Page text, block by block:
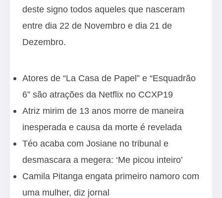
deste signo todos aqueles que nasceram
entre dia 22 de Novembro e dia 21 de
Dezembro.
Atores de “La Casa de Papel” e “Esquadrão
6” são atrações da Netflix no CCXP19
Atriz mirim de 13 anos morre de maneira
inesperada e causa da morte é revelada
Téo acaba com Josiane no tribunal e
desmascara a megera: ‘Me picou inteiro’
Camila Pitanga engata primeiro namoro com
uma mulher, diz jornal